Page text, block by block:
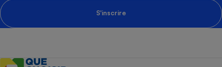
S'inscrire